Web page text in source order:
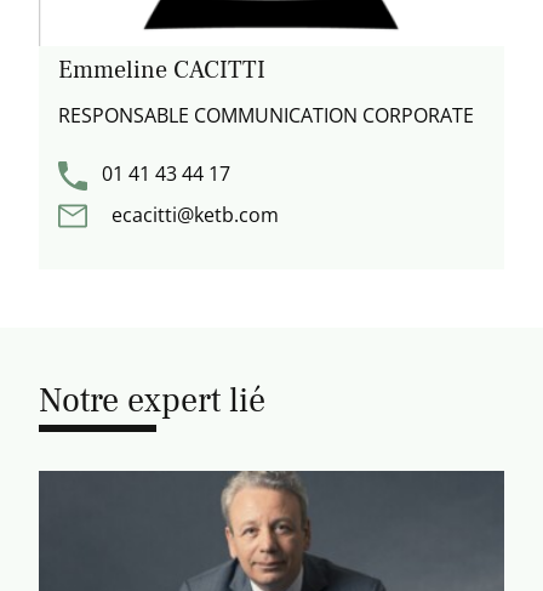
Emmeline CACITTI
RESPONSABLE COMMUNICATION CORPORATE
01 41 43 44 17
ecacitti@ketb.com
Notre expert lié